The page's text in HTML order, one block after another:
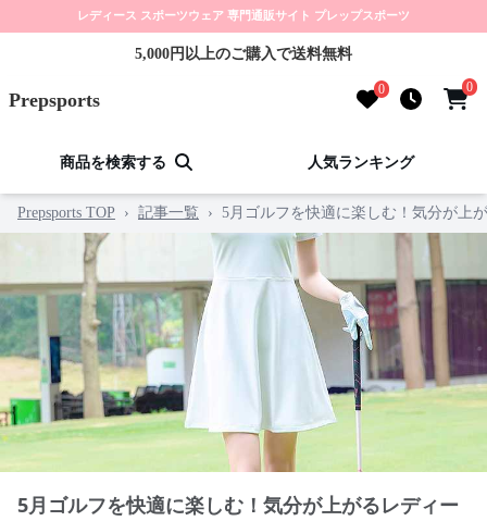
レディース スポーツウェア 専門通販サイト プレップスポーツ
5,000円以上のご購入で送料無料
Prepsports 0 0
商品を検索する 人気ランキング
Prepsports TOP › 記事一覧 › 5月ゴルフを快適に楽しむ！気分が上
5月ゴルフを快適に楽しむ！気分が上がるレディー